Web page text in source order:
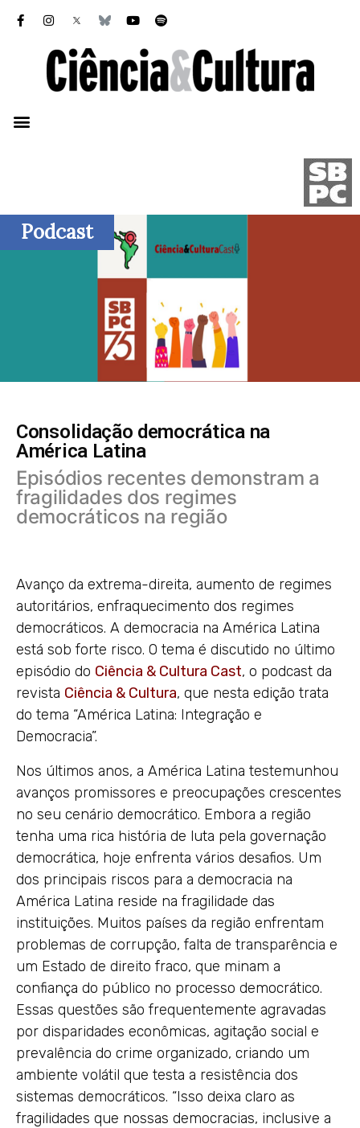
Podcast
Consolidação democrática na
América Latina
Episódios recentes demonstram a
fragilidades dos regimes
democráticos na região
Avanço da extrema-direita, aumento de regimes
autoritários, enfraquecimento dos regimes
democráticos. A democracia na América Latina
está sob forte risco. O tema é discutido no último
episódio do Ciência & Cultura Cast, o podcast da
revista Ciência & Cultura, que nesta edição trata
do tema “América Latina: Integração e
Democracia”.
Nos últimos anos, a América Latina testemunhou
avanços promissores e preocupações crescentes
no seu cenário democrático. Embora a região
tenha uma rica história de luta pela governação
democrática, hoje enfrenta vários desafios. Um
dos principais riscos para a democracia na
América Latina reside na fragilidade das
instituições. Muitos países da região enfrentam
problemas de corrupção, falta de transparência e
um Estado de direito fraco, que minam a
confiança do público no processo democrático.
Essas questões são frequentemente agravadas
por disparidades econômicas, agitação social e
prevalência do crime organizado, criando um
ambiente volátil que testa a resistência dos
sistemas democráticos. “Isso deixa claro as
fragilidades que nossas democracias, inclusive a